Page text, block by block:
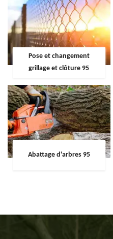
Pose et changement
grillage et clôture 95
Abattage d'arbres 95